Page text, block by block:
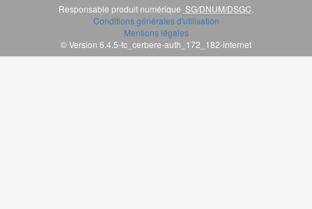
Responsable produit numérique SG/DNUM/DSGC.
Conditions générales d'utilisation
Mentions légales
© Version 6.4.5-tc_cerbere-auth_172_182-internet